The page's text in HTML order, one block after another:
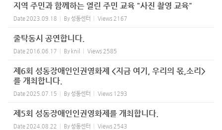
지역 주민과 함께하는 열린 주민 교육 "사진 촬영 교육"
Date 2023.09.18 By성동센터 Views 2167
줄탁동시 공연합니다.
Date 2016.06.17 By knil Views 2585
제6회 성동장애인인권영화제 <지금 여기, 우리의 몫,소리>
를 개최합니다.
Date 2025.07.15 By성동센터 Views 1293
제5회 성동장애인인권영화제를 개최합니다.
Date 2024.08.22 By성동센터 Views 2543